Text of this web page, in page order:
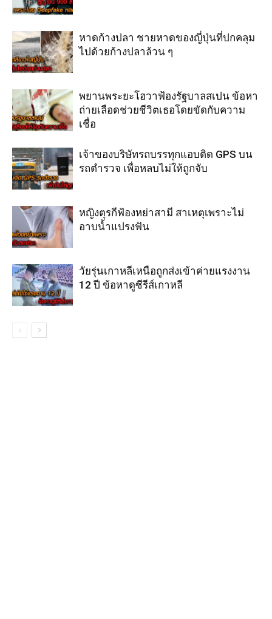
หาดก้างปลา ชายหาดของญี่ปุ่นที่ปกคลุม
ไปด้วยก้างปลาล้วน ๆ
พยานพระยะโฮวาฟ้องรัฐบาลสเปน ข้อหา
ถ่ายเลือดช่วยชีวิตเธอโดยขัดกับความ
เชื่อ
เจ้าของบริษัทรถบรรทุกแอบติด GPS บน
รถตำรวจ เพื่อหลบไม่ให้ถูกจับ
หญิงตุรกีฟ้องหย่าสามี สาเหตุเพราะไม่
อาบน้ำแปรงฟัน
วัยรุ่นเกาหลีเหนือถูกส่งเข้าค่ายแรงงาน
12 ปี ข้อหาดูซีรีส์เกาหลี